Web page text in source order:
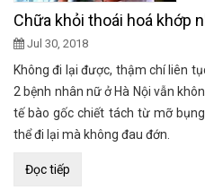
Chữa khỏi thoái hoá khớp
Jul 30, 2018
Không đi lại được, thậm chí liên
2 bệnh nhân nữ ở Hà Nội vẫn
tế bào gốc chiết tách từ mỡ
thể đi lại mà không đau đớn.
Đọc tiếp